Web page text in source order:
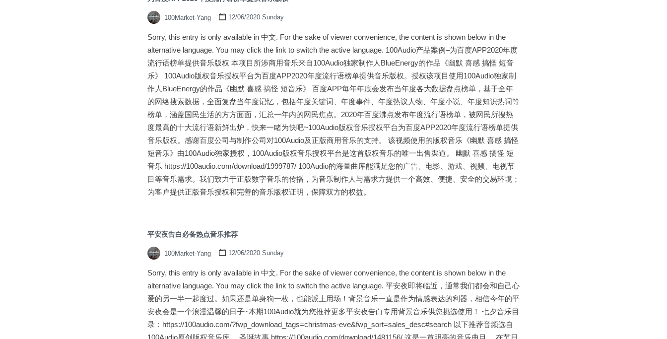
100Market-Yang 12/06/2020 Sunday
Sorry, this entry is only available in 中文. For the sake of viewer convenience, the content is shown below in the
alternative language. You may click the link to switch the active language. 100Audio产品案例–为百度APP2020年度
流行语榜单提供音乐版权 本项目所涉商用音乐来自100Audio独家制作人BlueEnergy的作品《幽默 喜感 搞怪 短音
乐》 100Audio版权音乐授权平台为百度APP2020年度流行语榜单提供音乐版权。授权该项目使用100Audio独家制
作人BlueEnergy的作品《幽默 喜感 搞怪 短音乐》 百度APP每年年底会发布当年度各大数据盘点榜单，基于全年
的网络搜索数据，全面复盘当年度记忆，包括年度关键词、年度事件、年度热议人物、年度小说、年度知识热词等
榜单，涵盖国民生活的方方面面，汇总一年内的网民焦点。2020年百度沸点发布年度流行语榜单，被网民所搜热
度最高的十大流行语新鲜出炉，快来一睹为快吧~100Audio版权音乐授权平台为百度APP2020年度流行语榜单提供
音乐版权。感谢百度公司与制作公司对100Audio及正版商用音乐的支持。 该视频使用的版权音乐《幽默 喜感 搞怪
短音乐》由100Audio独家授权，100Audio版权音乐授权平台是这首版权音乐的唯一出售渠道。 幽默 喜感 搞怪 短
音乐 https://100audio.com/download/1999787/ 100Audio的海量曲库能满足您的广告、电影、游戏、视频、电视节
目等音乐需求。我们致力于正版数字音乐的传播，为音乐制作人与需求方提供一个高效、便捷、安全的交易环境；
为客户提供正版音乐授权和完善的音乐版权证明，保障双方的权益。
平安夜告白必备热点音乐推荐
100Market-Yang 12/06/2020 Sunday
Sorry, this entry is only available in 中文. For the sake of viewer convenience, the content is shown below in the
alternative language. You may click the link to switch the active language. 平安夜即将临近，通常我们都会和自己心
爱的另一半一起度过。如果还是单身狗一枚，也能派上用场！背景音乐一直是作为情感表达的利器，相信今年的平
安夜会是一个浪漫温馨的日子~本期100Audio就为您推荐更多平安夜告白专用背景音乐供您挑选使用！ 七夕音乐目
录：https://100audio.com/?fwp_download_tags=christmas-eve&fwp_sort=sales_desc#search 以下推荐音频选自